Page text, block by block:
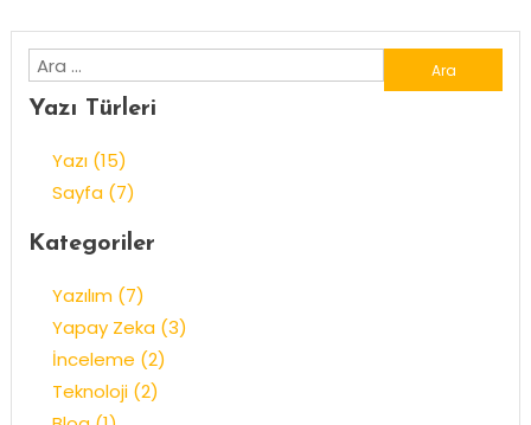
Arama:
Yazı Türleri
Yazı (15)
Sayfa (7)
Kategoriler
Yazılım (7)
Yapay Zeka (3)
İnceleme (2)
Teknoloji (2)